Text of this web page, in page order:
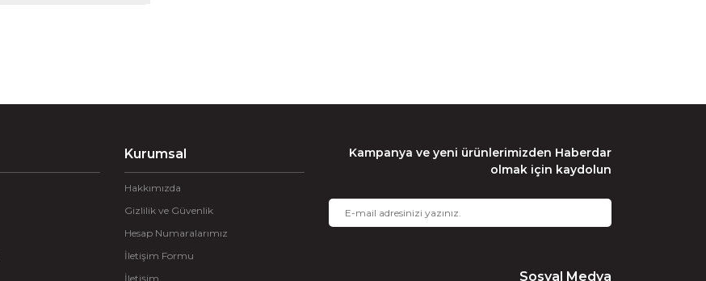
Kurumsal
Hakkımızda
Gizlilik ve Güvenlik
Hesap Numaralarımız
İletişim Formu
İletişim
Kampanya ve yeni ürünlerimizden Haberdar
olmak için kaydolun
Sosyal Medya